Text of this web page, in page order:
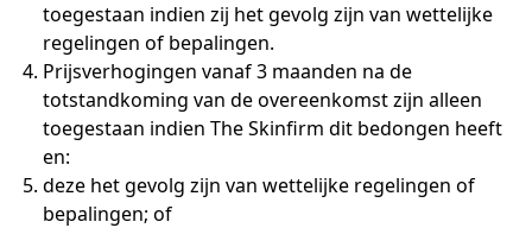
toegestaan indien zij het gevolg zijn van wettelijke
regelingen of bepalingen.
Prijsverhogingen vanaf 3 maanden na de
totstandkoming van de overeenkomst zijn alleen
toegestaan indien The Skinfirm dit bedongen heeft
en:
deze het gevolg zijn van wettelijke regelingen of
bepalingen; of